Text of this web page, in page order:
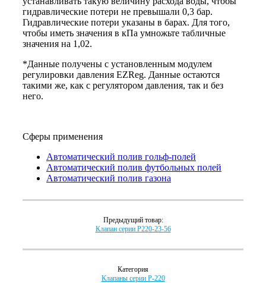
гидравлические потери не превышали 0,3 бар.
Гидравлические потери указаны в барах. Для того,
чтобы иметь значения в кПа умножьте табличные
значения на 1,02.
*Данные получены с установленным модулем
регулировки давления EZReg. Данные остаются
такими же, как с регулятором давления, так и без
него.
Сферы применения
Автоматический полив гольф-полей
Автоматический полив футбольных полей
Автоматический полив газона
Предыдущий товар:
Клапан серии P220-23-56
Категория
Клапаны серии P-220